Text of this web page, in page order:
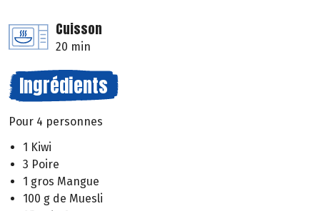
Cuisson
20 min
Ingrédients
Pour 4 personnes
1 Kiwi
3 Poire
1 gros Mangue
100 g de Muesli